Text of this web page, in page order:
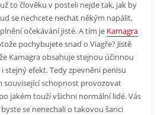
to člověku v posteli nejde tak, jak by
se nechcete nechat někým napálit,
očekávání jisté. A tím je Kamagra
pochybujete snad o Viagře? Jistě
Kamagra obsahuje stejnou účinnou
stejný efekt. Tedy zpevnění penisu
související schopnost provozovat
jakém touží všichni normální lidé. Vás
se nenechali o takovou šanci